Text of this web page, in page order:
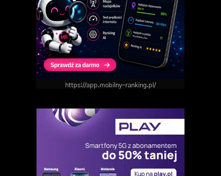
https://app.mobilny-ranking.pl/